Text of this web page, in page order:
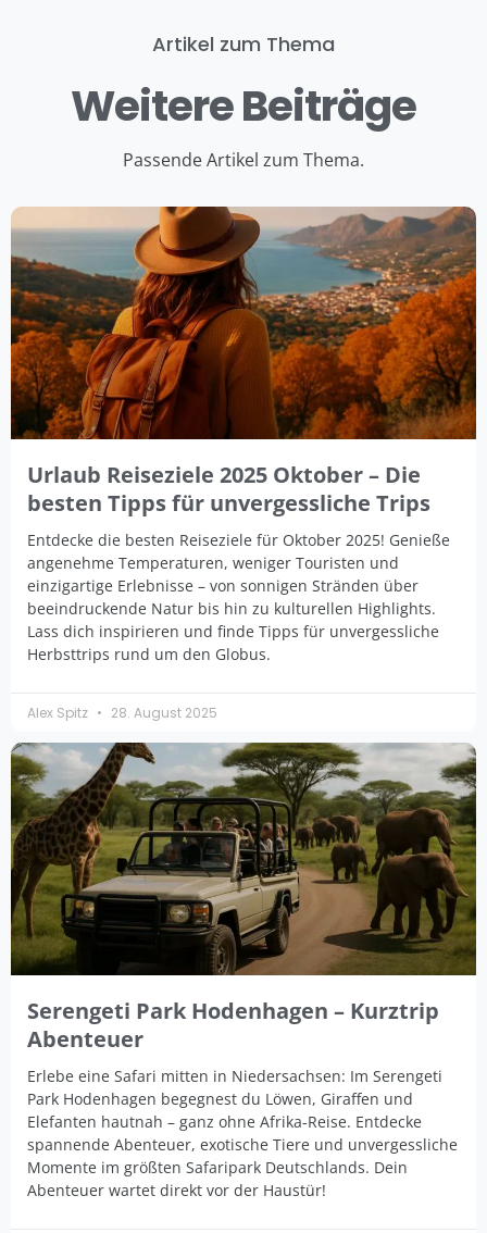
Artikel zum Thema
Weitere Beiträge
Passende Artikel zum Thema.
Urlaub Reiseziele 2025 Oktober – Die
besten Tipps für unvergessliche Trips
Entdecke die besten Reiseziele für Oktober 2025! Genieße
angenehme Temperaturen, weniger Touristen und
einzigartige Erlebnisse – von sonnigen Stränden über
beeindruckende Natur bis hin zu kulturellen Highlights.
Lass dich inspirieren und finde Tipps für unvergessliche
Herbsttrips rund um den Globus.
Alex Spitz 28. August 2025
Serengeti Park Hodenhagen – Kurztrip
Abenteuer
Erlebe eine Safari mitten in Niedersachsen: Im Serengeti
Park Hodenhagen begegnest du Löwen, Giraffen und
Elefanten hautnah – ganz ohne Afrika-Reise. Entdecke
spannende Abenteuer, exotische Tiere und unvergessliche
Momente im größten Safaripark Deutschlands. Dein
Abenteuer wartet direkt vor der Haustür!